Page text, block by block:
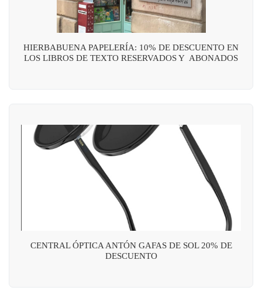
HIERBABUENA PAPELERÍA: 10% DE DESCUENTO EN
LOS LIBROS DE TEXTO RESERVADOS Y ABONADOS
CENTRAL ÓPTICA ANTÓN GAFAS DE SOL 20% DE
DESCUENTO